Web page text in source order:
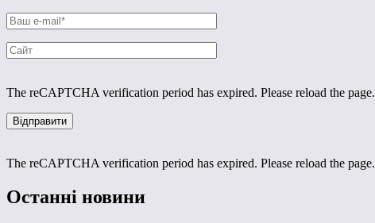
The reCAPTCHA verification period has expired. Please reload the page.
The reCAPTCHA verification period has expired. Please reload the page.
Останні новини